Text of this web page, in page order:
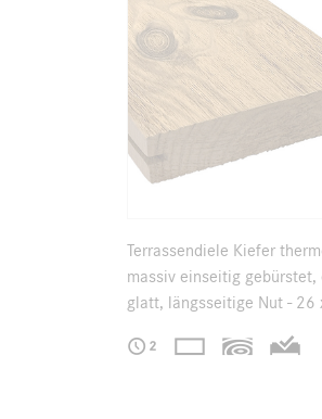
Terrassendiele Kiefer
massiv einseitig
glatt, längsseitige Nut - 26